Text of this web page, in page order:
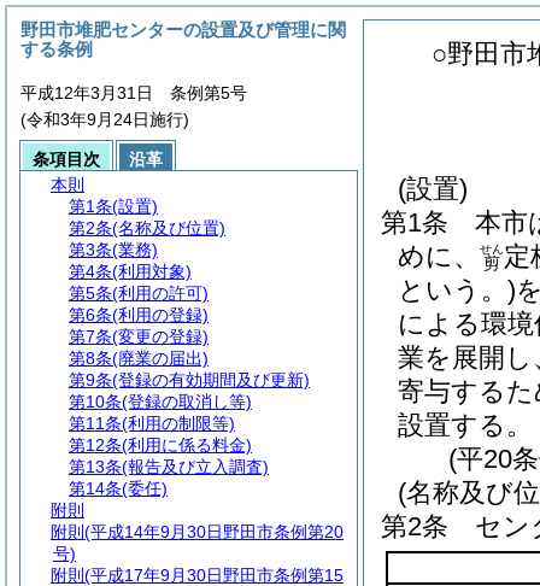
○野田市
(設置)
第1条
本市
めに、
剪
せん定
という。)
による環
業を展開
寄与する
設置する。
(平20
(名称及び
第2条
セン
野田市堆肥センターの設置及び管理に関
する条例
平成12年3月31日 条例第5号
(令和3年9月24日施行)
条項目次
沿革
本則
第1条(設置)
第2条(名称及び位置)
第3条(業務)
第4条(利用対象)
第5条(利用の許可)
第6条(利用の登録)
第7条(変更の登録)
第8条(廃業の届出)
第9条(登録の有効期間及び更新)
第10条(登録の取消し等)
第11条(利用の制限等)
第12条(利用に係る料金)
第13条(報告及び立入調査)
第14条(委任)
附則
附則 (平成14年9月30日野田市条例第20
号)
附則 (平成17年9月30日野田市条例第15